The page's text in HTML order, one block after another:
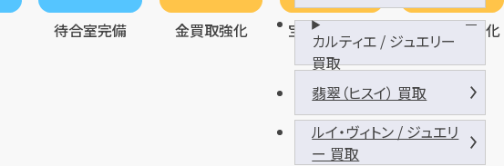
待合室完備 金買取強化 宝石買取強化 バッグ買取強化
カルティエ / ジュエリー
買取
翡翠（ヒスイ） 買取
ルイ・ヴィトン / ジュエリ
ー 買取